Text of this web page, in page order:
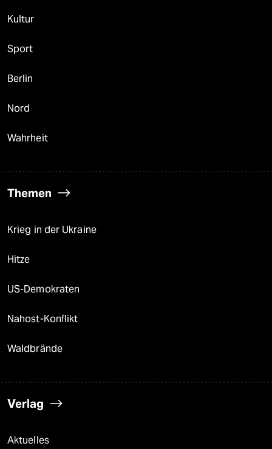
Kultur
Sport
Berlin
Nord
Wahrheit
Themen
Krieg in der Ukraine
Hitze
US-Demokraten
Nahost-Konflikt
Waldbrände
Verlag
Aktuelles